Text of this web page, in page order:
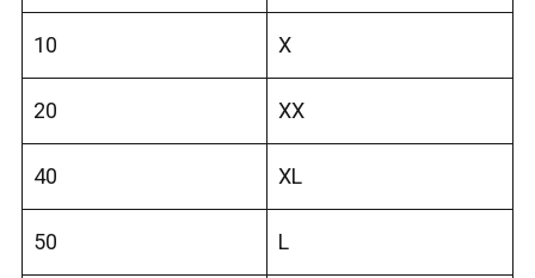
10 X
20 XX
40 XL
50 L